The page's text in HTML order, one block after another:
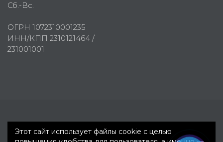
Сб.-Вс.
ОГРН 1072310001235
ИНН/КПП 2310121464 /
231001001
Этот сайт использует файлы cookie с целью